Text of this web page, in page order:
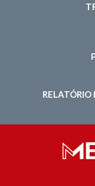
RELATÓRIO